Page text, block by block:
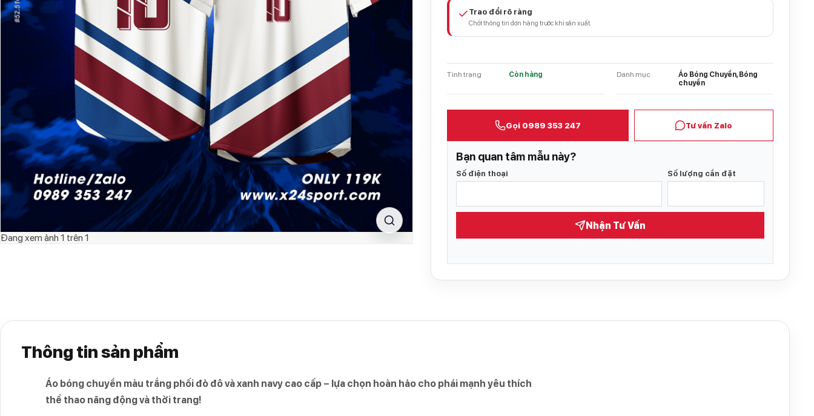
Đang xem ảnh 1 trên 1
Trao đổi rõ ràng
Chốt thông tin đơn hàng trước khi sản xuất.
Tình trạng Còn hàng Danh mục
Áo Bóng Chuyền, Bóng
chuyền
Gọi 0989 353 247 Tư vấn Zalo
Bạn quan tâm mẫu này?
Số điện thoại Số lượng cần đặt
Nhận Tư Vấn
Thông tin sản phẩm
Áo bóng chuyền màu trắng phối đỏ đô và xanh navy cao cấp – lựa chọn hoàn hảo cho phái mạnh yêu thích
thể thao năng động và thời trang!